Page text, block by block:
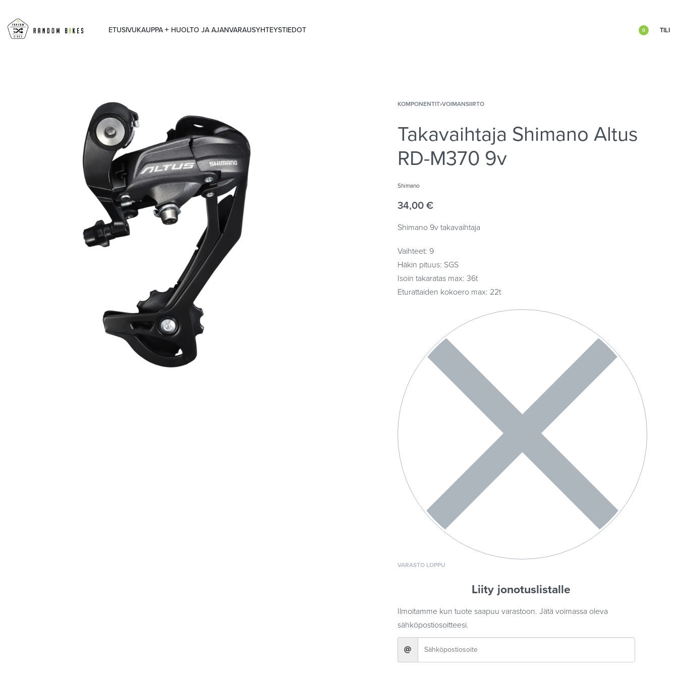
ETUSIVUKAUPPA HUOLTO JA AJANVARAUSYHTEYSTIEDOT 0 TILI
KOMPONENTIT›VOIMANSIIRTO
Takavaihtaja Shimano Altus
RD-M370 9v
Shimano
34,00 €
Shimano 9v takavaihtaja
Vaihteet: 9
Häkin pituus: SGS
Isoin takaratas max: 36t
Eturattaiden kokoero max: 22t
VARASTO LOPPU
Liity jonotuslistalle
Ilmoitamme kun tuote saapuu varastoon. Jätä voimassa oleva
sähköpostiosoitteesi.